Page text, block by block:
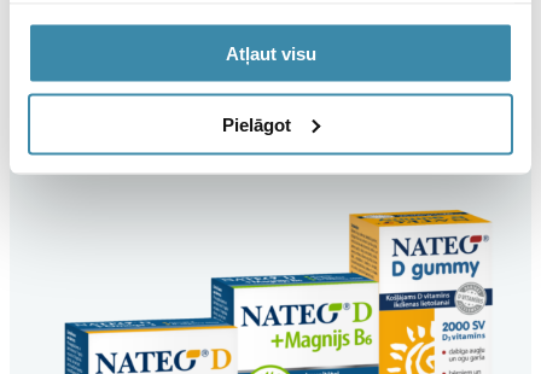
Atļaut visu
Pielāgot
NATEO dabisks D vitamīns un LIVEO probiotiku komplekss
visai ģimenei